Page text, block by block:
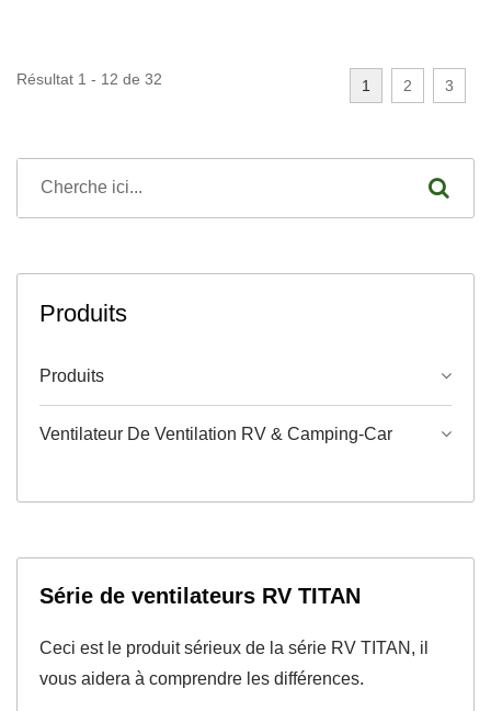
Résultat 1 - 12 de 32 1 2 3
Produits
Produits
Ventilateur De Ventilation RV & Camping-Car
Série de ventilateurs RV TITAN
Ceci est le produit sérieux de la série RV TITAN, il
vous aidera à comprendre les différences.